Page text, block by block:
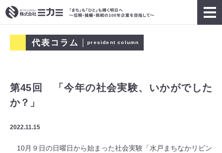
代表コラム president column
第45回 「今年の社会実験、いかがでした
か？」
2022.11.15
10月９日の日曜日から始まった社会実験「水戸まちなかリビン